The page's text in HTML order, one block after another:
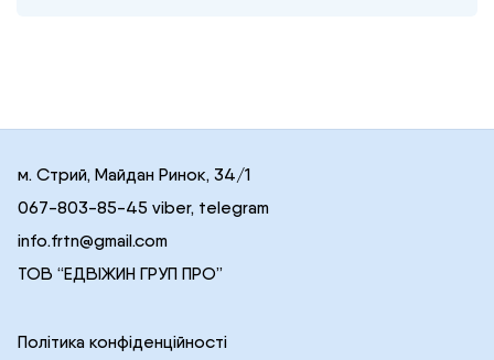
м. Стрий, Майдан Ринок, 34/1
067-803-85-45 viber, telegram
info.frtn@gmail.com
ТОВ “ЕДВІЖИН ГРУП ПРО”
Політика конфіденційності